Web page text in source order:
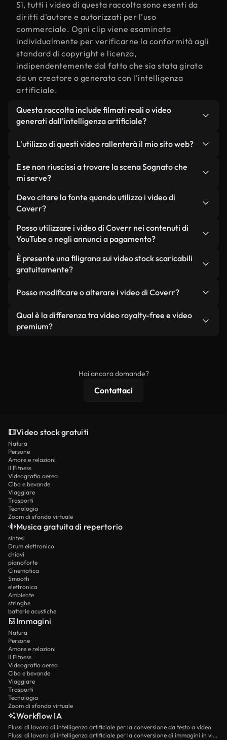
Sì, tutti i video di questa raccolta sono esenti da
diritti d'autore e autorizzati per l'uso
commerciale. Ogni clip viene esaminata
individualmente per verificarne la conformità agli
standard di copyright e licenza,
indipendentemente dal fatto che sia stata girata
da un creatore o generata con l'intelligenza
artificiale.
Questa raccolta include filmati reali o video
generati dall'intelligenza artificiale?
da filmati reali, girati da persone, relativi a
Sognato, e da video generati dall'intelligenza
artificiale. Ogni video è chiaramente etichettato,
L'utilizzo di questi video rallenterà il mio sito web?
Non se scegli le nostre versioni ottimizzate.
Offriamo formati leggeri e pronti per il web,
mantengono alta la qualità, riducono al minimo i
tempi di caricamento e migliorano parametri
come LCP.
E se non riuscissi a trovare la scena Sognato che
mi serve?
Puoi crearne uno all'istante utilizzando Coverr AI
Studio. Ti basta descrivere la scena, ad esempio
pochi secondi un video personalizzato in
conformità con i nostri standard di licenza.
Devo citare la fonte quando utilizzo i video di
Coverr?
Non è richiesto alcun riconoscimento dell'autore.
Tutti i video presenti nella nostra libreria sono
senza citare il creatore, sebbene sia sempre
gradito.
Posso utilizzare i video di Coverr nei contenuti di
YouTube o negli annunci a pagamento?
Sì. Tutti i filmati di Coverr possono essere utilizzati
in video monetizzati su YouTube, promozioni sui
condizione che non si rivendano o ridistribuiscano
È presente una filigrana sui video stock scaricabili
gratuitamente?
reali o generati dall'intelligenza artificiale, include
filigrane. Avrai a disposizione filmati puliti e pronti
all'uso.
Posso modificare o alterare i video di Coverr?
Sì. Siete liberi di tagliare, ritagliare o remixare i
nostri video. Assicuratevi solo che il prodotto
Qual è la differenza tra video royalty-free e video
premium?
Hai ancora domande?
Contattaci
Video stock gratuiti
Natura
Persone
Amore e relazioni
Il Fitness
Videografia aerea
Cibo e bevande
Viaggiare
Trasporti
Tecnologia
Zoom di sfondo virtuale
Musica gratuita di repertorio
sintesi
Drum elettronico
chiavi
pianoforte
Cinematica
Smooth
elettronica
Ambiente
stringhe
batterie acustiche
Immagini
Natura
Persone
Amore e relazioni
Il Fitness
Videografia aerea
Cibo e bevande
Viaggiare
Trasporti
Tecnologia
Zoom di sfondo virtuale
Workflow IA
Flussi di lavoro di intelligenza artificiale per la conversione da testo a video
Flussi di lavoro di intelligenza artificiale per la conversione di immagini in video